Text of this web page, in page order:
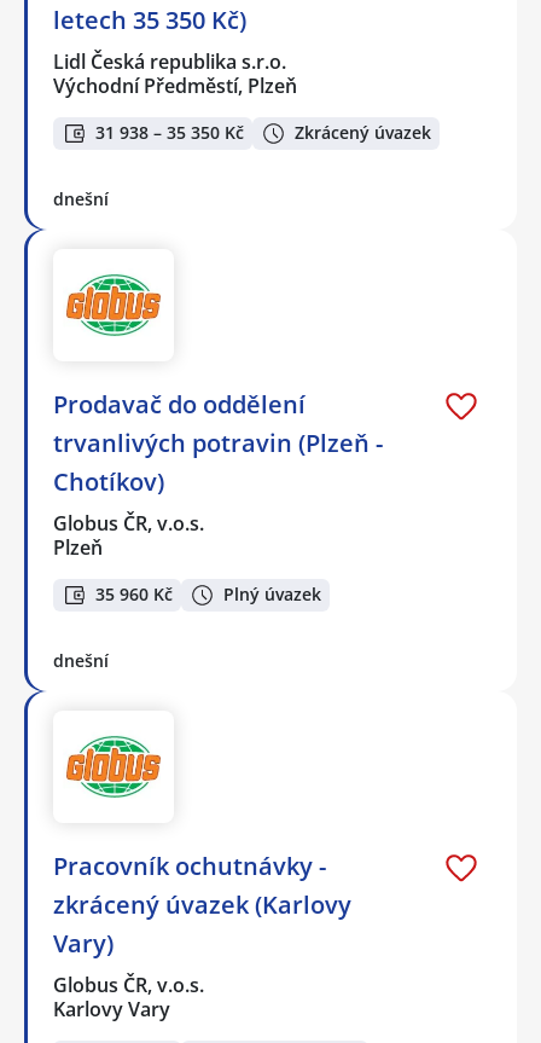
letech 35 350 Kč)
Lidl Česká republika s.r.o.
Východní Předměstí, Plzeň
31 938 – 35 350 Kč Zkrácený úvazek
dnešní
Prodavač do oddělení
trvanlivých potravin (Plzeň -
Chotíkov)
Globus ČR, v.o.s.
Plzeň
35 960 Kč Plný úvazek
dnešní
Pracovník ochutnávky -
zkrácený úvazek (Karlovy
Vary)
Globus ČR, v.o.s.
Karlovy Vary